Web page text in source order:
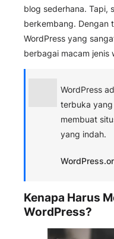
blog sederhana. Tapi,
berkembang. Dengan
WordPress yang
berbagai macam jenis
WordPress
terbuka
membuat
yang indah.
Kenapa Harus
WordPress?